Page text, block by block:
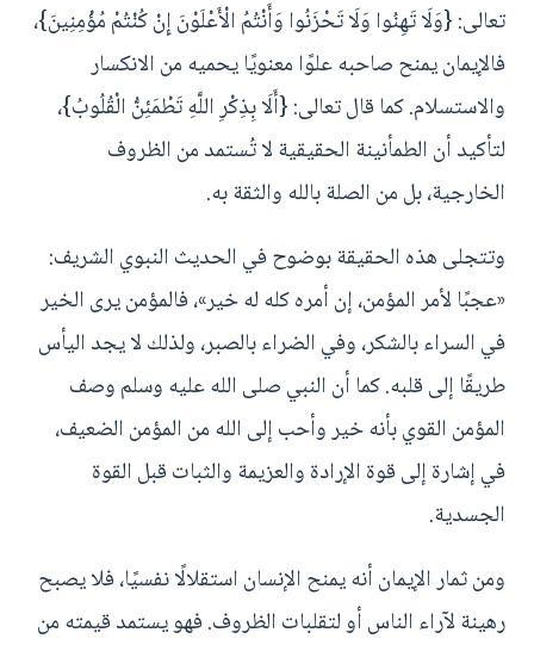
تعالى: {وَلَا تَهِنُوا وَلَا تَحْزَنُوا وَأَنْتُمُ الْأَعْلَوْنَ إِنْ كُنْتُمْ مُؤْمِنِينَ}،
فالإيمان يمنح صاحبه علوًا معنويًا يحميه من الانكسار
والاستسلام. كما قال تعالى: {أَلَا بِذِكْرِ اللَّهِ تَطْمَئِنُّ الْقُلُوبُ}،
لتأكيد أن الطمأنينة الحقيقية لا تُستمد من الظروف
الخارجية، بل من الصلة بالله والثقة به.
وتتجلى هذه الحقيقة بوضوح في الحديث النبوي الشريف:
«عجبًا لأمر المؤمن، إن أمره كله له خير»، فالمؤمن يرى الخير
في السراء بالشكر، وفي الضراء بالصبر، ولذلك لا يجد اليأس
طريقًا إلى قلبه. كما أن النبي صلى الله عليه وسلم وصف
المؤمن القوي بأنه خير وأحب إلى الله من المؤمن الضعيف،
في إشارة إلى قوة الإرادة والعزيمة والثبات قبل القوة
الجسدية.
ومن ثمار الإيمان أنه يمنح الإنسان استقلالًا نفسيًا، فلا يصبح
رهينة لآراء الناس أو لتقلبات الظروف. فهو يستمد قيمته من